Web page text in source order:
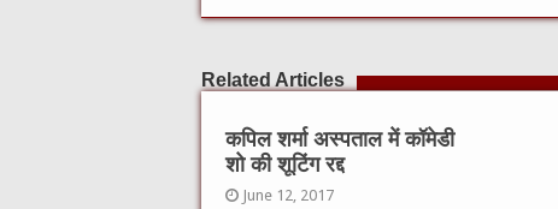
c
e
b
o
o
it
te
r
C
h
at
ai
l
at
s
A
Related Articles
कपिल शर्मा अस्पताल में काॅमेडी
शो की शूटिंग रद्द
June 12, 2017